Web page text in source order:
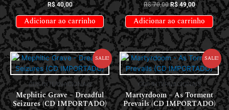
R$40,00
Adicionar ao carrinho
R$70,00 R$49,00
Adicionar ao carrinho
Sale!
CDS INTERNACIONAIS
Mephitic Grave – Dreadful
Seizures (CD IMPORTADO)
Sale!
CDS INTERNACIONAIS
Martyrdoom – As Torment
Prevails (CD IMPORTADO)